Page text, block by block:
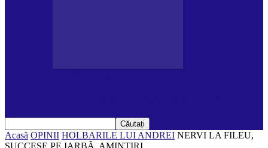
Acasă OPINII HOLBARILE LUI ANDREI NERVI LA FILEU,